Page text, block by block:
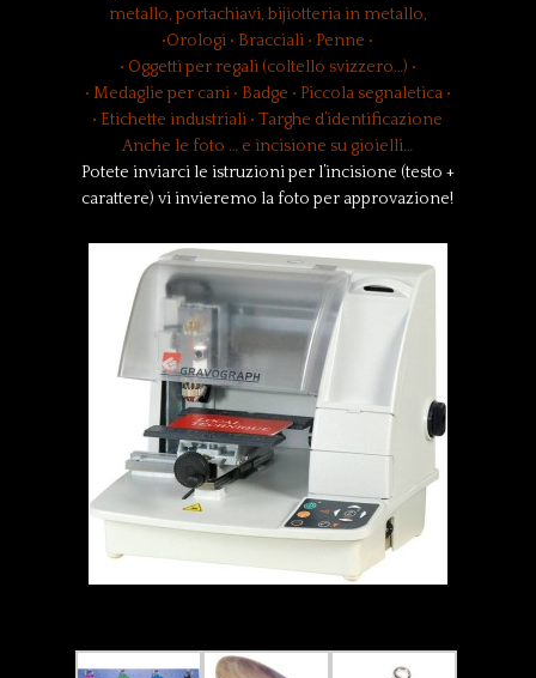
metallo, portachiavi, bijiotteria in metallo,
•Orologi • Bracciali • Penne •
• Oggetti per regali (coltello svizzero…) •
• Medaglie per cani • Badge • Piccola segnaletica •
• Etichette industriali • Targhe d’identificazione
Anche le foto … e incisione su gioielli…
Potete inviarci le istruzioni per l’incisione (testo +
carattere) vi invieremo la foto per approvazione!